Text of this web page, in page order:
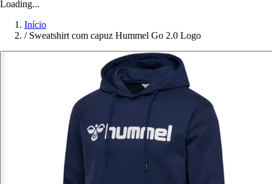
Loading...
Início
/ Sweatshirt com capuz Hummel Go 2.0 Logo